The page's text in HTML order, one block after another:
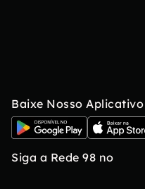
Baixe Nosso Aplicativo
Siga a Rede 98 no